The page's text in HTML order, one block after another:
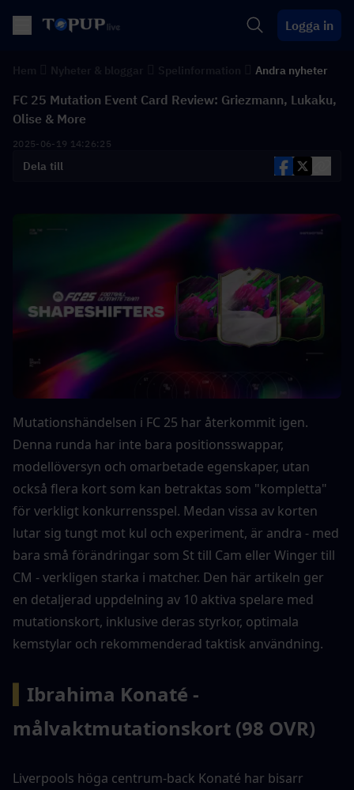
Logga in
Andra nyheter
FC 25 Mutation Event Card Review: Griezmann, Lukaku,
Olise & More
2025-06-19 14:26:25
Dela till
Mutationshändelsen i FC 25 har återkommit igen.
Denna runda har inte bara positionsswappar,
modellöversyn och omarbetade egenskaper, utan
också flera kort som kan betraktas som "kompletta"
för verkligt konkurrensspel. Medan vissa av korten
lutar sig tungt mot kul och experiment, är andra - med
bara små förändringar som St till Cam eller Winger till
CM - verkligen starka i matcher. Den här artikeln ger
en detaljerad uppdelning av 10 aktiva spelare med
mutationskort, inklusive deras styrkor, optimala
kemstylar och rekommenderad taktisk användning.
Ibrahima Konaté -
målvaktmutationskort (98 OVR)
Liverpools höga centrum-back Konaté har bisarr